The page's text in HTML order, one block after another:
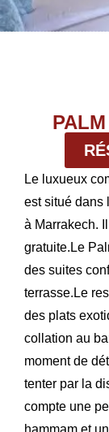
Le luxueux
est situé dans
à Marrakech.
gratuite.Le
des suites
terrasse.Le
des plats
collation au
moment de
tenter par la
compte une